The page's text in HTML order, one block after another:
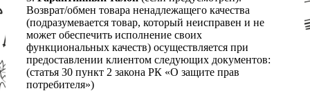
Возврат/обмен товара ненадлежащего качества
(подразумевается товар, который неисправен и не
может обеспечить исполнение своих
функциональных качеств) осуществляется при
предоставлении клиентом следующих документов:
(статья 30 пункт 2 закона РК «О защите прав
потребителя»)